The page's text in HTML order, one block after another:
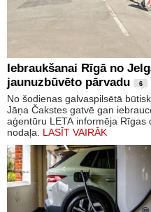
Iebraukšanai Rīgā no
jaunuzbūvēto pārvadu
6
No šodienas galvaspilsētā
Jāņa Čakstes gatvē gan
aģentūru LETA informēja Rīgas
nodaļa. LASĪT VAIRĀK